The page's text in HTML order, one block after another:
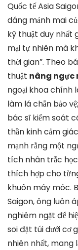
Quốc tế Asia
dáng mảnh mai
kỹ thuật duy nhất
mại tự nhiên mà
thời gian”. Theo
thuật nâng ngực
ngoại khoa chính
làm lá chắn bảo
bác sĩ kiểm soát
thần kinh cảm
mạnh rằng một
tích nhân trắc
thích hợp cho
khuôn máy móc.
Saigon, ông luôn
nghiêm ngặt để
soi đặt túi dưới cơ
nhiên nhất, mang